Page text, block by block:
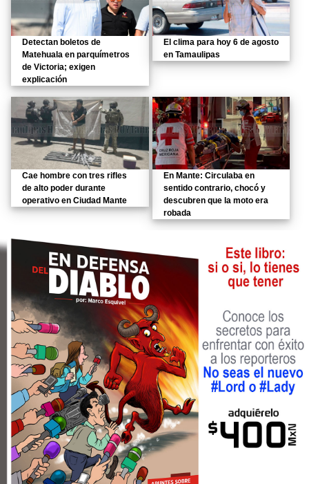
Detectan boletos de
Matehuala en parquímetros
de Victoria; exigen
explicación
El clima para hoy 6 de agosto
en Tamaulipas
Cae hombre con tres rifles
de alto poder durante
operativo en Ciudad Mante
En Mante: Circulaba en
sentido contrario, chocó y
descubren que la moto era
robada